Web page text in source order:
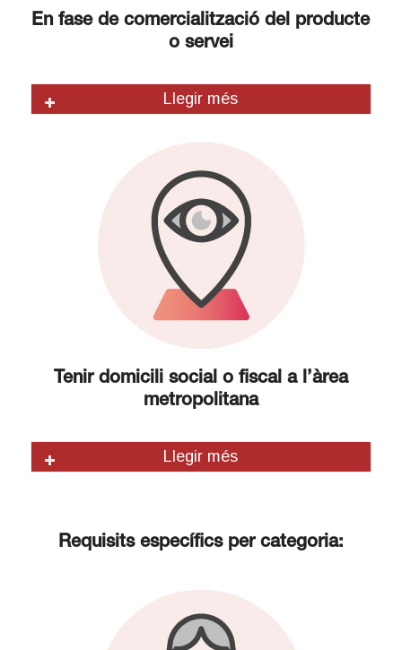
En fase de comercialització del producte
o servei
Llegir més
Tenir domicili social o fiscal a l’àrea
metropolitana
Llegir més
Requisits específics per categoria: